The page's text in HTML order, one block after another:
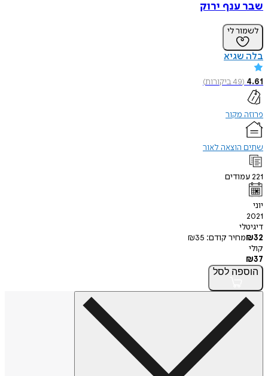
שבר ענף ירוק
לשמור לי
בלה שגיא
4.61
(
49ביקורות)
פרוזה מקור
שתים הוצאה לאור
221עמודים
יוני
2021
דיגיטלי
₪32 מחיר קודם: ₪35
קולי
₪37
הוספה לסל